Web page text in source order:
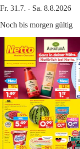
Fr. 31.7. - Sa. 8.8.2026
Noch bis morgen gültig